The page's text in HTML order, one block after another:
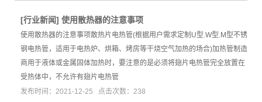
[行业新闻] 使用散热器的注意事项
使用散热器的注意事项散热片电热管(根据用户需求定制U型.W型.M型不锈
钢电热管，适用于电热炉、烘箱、烤房等干烧空气加热的场合)加热管制造
商用于液体或金属固体加热时，要注意的是必须将翅片电热管完全放置在
受热体中，不允许有翅片电热管
发布时间：2021-12-25 点击次数：238